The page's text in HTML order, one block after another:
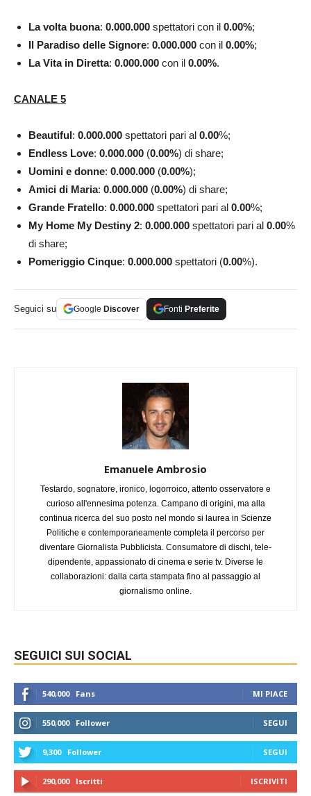
La volta buona: 0.000.000 spettatori con il 0.00%;
Il Paradiso delle Signore: 0.000.000 con il 0.00%;
La Vita in Diretta: 0.000.000 con il 0.00%.
CANALE 5
Beautiful: 0.000.000 spettatori pari al 0.00%;
Endless Love: 0.000.000 (0.00%) di share;
Uomini e donne: 0.000.000 (0.00%);
Amici di Maria: 0.000.000 (0.00%) di share;
Grande Fratello: 0.000.000 spettatori pari al 0.00%;
My Home My Destiny 2: 0.000.000 spettatori pari al 0.00%
di share;
Pomeriggio Cinque: 0.000.000 spettatori (0.00%).
Seguici su Google Discover Fonti Preferite
Emanuele Ambrosio
Testardo, sognatore, ironico, logorroico, attento osservatore e
curioso all'ennesima potenza. Campano di origini, ma alla
continua ricerca del suo posto nel mondo si laurea in Scienze
Politiche e contemporaneamente completa il percorso per
diventare Giornalista Pubblicista. Consumatore di dischi, tele-
dipendente, appassionato di cinema e serie tv. Diverse le
collaborazioni: dalla carta stampata fino al passaggio al
giornalismo online.
SEGUICI SUI SOCIAL
540,000 Fans MI PIACE
550,000 Follower SEGUI
9,300 Follower SEGUI
290,000 Iscritti ISCRIVITI